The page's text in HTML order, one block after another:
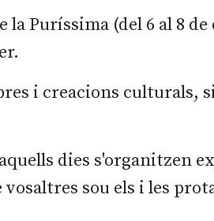
la Puríssima (del 6 al 8
i creacions culturals,
dies s'organitzen
sou els i les